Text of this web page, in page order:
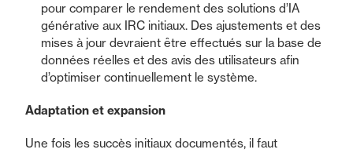
pour comparer le rendement des solutions d’IA
générative aux IRC initiaux. Des ajustements et des
mises à jour devraient être effectués sur la base de
données réelles et des avis des utilisateurs afin
d’optimiser continuellement le système.
Adaptation et expansion
Une fois les succès initiaux documentés, il faut